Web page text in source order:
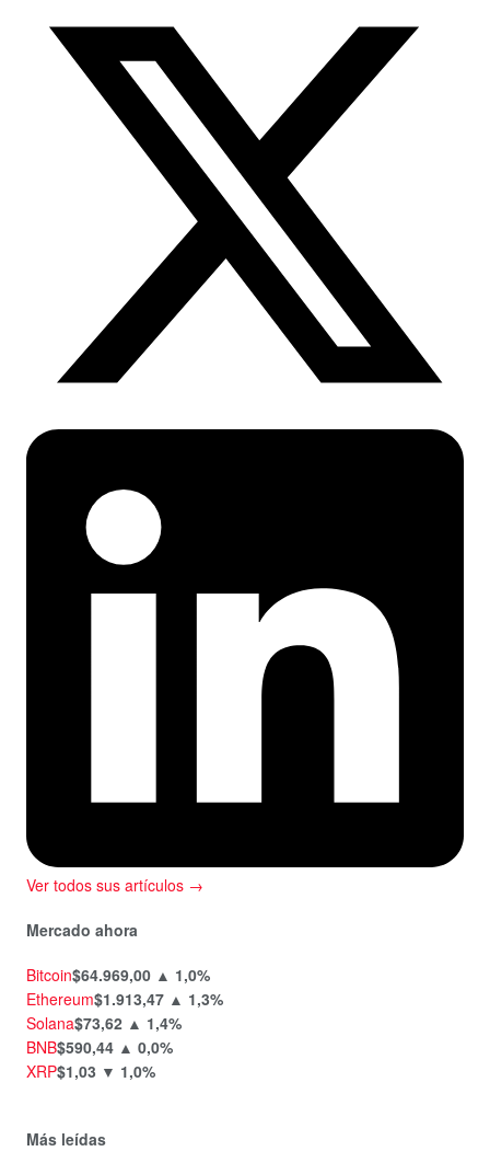
Ver todos sus artículos →
Mercado ahora
Bitcoin$64.969,00 ▲ 1,0%
Ethereum$1.913,47 ▲ 1,3%
Solana$73,62 ▲ 1,4%
BNB$590,44 ▲ 0,0%
XRP$1,03 ▼ 1,0%
Más leídas